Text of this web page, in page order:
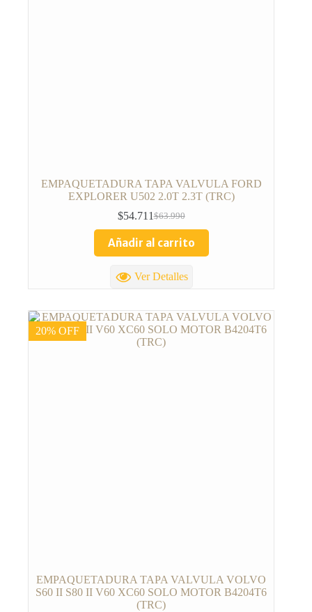
EMPAQUETADURA TAPA VALVULA FORD
EXPLORER U502 2.0T 2.3T (TRC)
$63.990
$54.711
Añadir al carrito
Ver Detalles
20% OFF
EMPAQUETADURA TAPA VALVULA VOLVO
S60 II S80 II V60 XC60 SOLO MOTOR B4204T6
(TRC)